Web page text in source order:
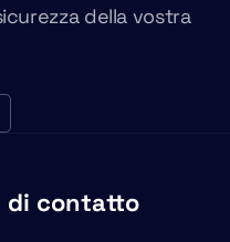
della vostra
di contatto